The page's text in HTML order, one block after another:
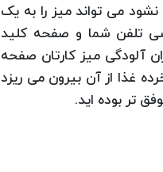
می تواند میز را به یک
تلفن شما و صفحه کلید
آلودگی میز کارتان صفحه
غذا از آن بیرون می ریزد
تر بوده اید.